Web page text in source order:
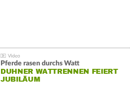
Pferde rasen durchs Watt
DUHNER WATTRENNEN FEIERT
JUBILÄUM